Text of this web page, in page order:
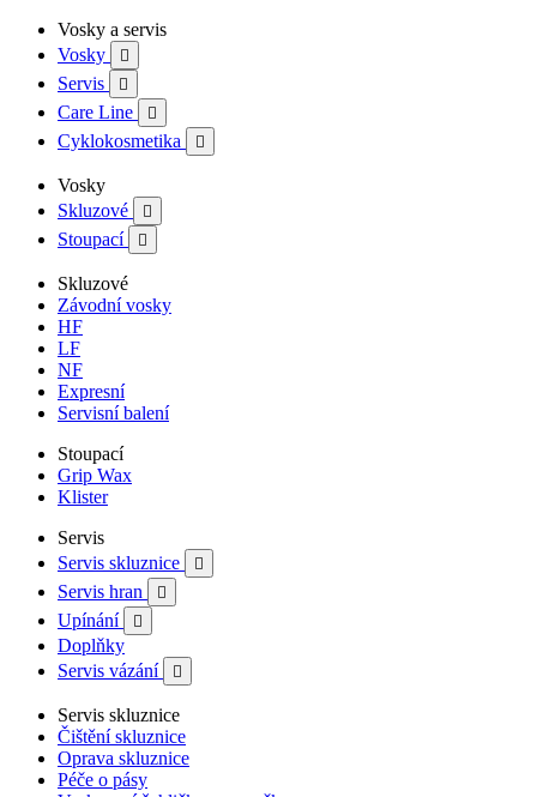
Vosky a servis
Vosky

Servis 
Care Line 
Cyklokosmetika 
Vosky
Skluzové

Stoupací 
Skluzové
Závodní vosky
HF
LF
NF
Expresní
Servisní balení
Stoupací
Grip Wax
Klister
Servis
Servis skluznice

Servis hran 
Upínání 
Doplňky
Servis vázání

Servis skluznice
Čištění skluznice
Oprava skluznice
Péče o pásy